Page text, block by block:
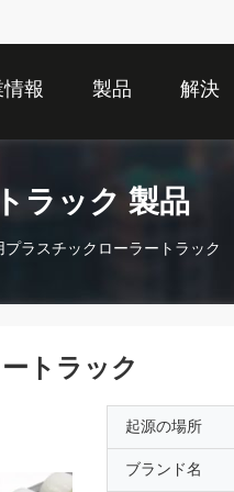
報 製品 解決
ラック 製品
プラスチックローラートラック
トラック
起源の場所
ブランド名